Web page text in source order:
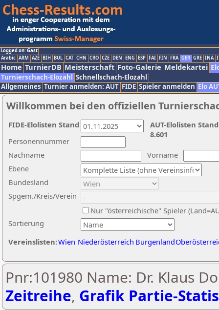
Logged on: Gast
Arabic ARM AZE BIH BUL CAT CHN CRO CZE DEN ENG ESP FAI FIN FRA GER GRE INA
Home TurnierDB Meisterschaft Foto-Galerie Meldekartei
Turnierschach-Elozahl Schnellschach-Elozahl
Allgemeines Turnier anmelden: AUT FIDE Spieler anmelden Elo
Willkommen bei den offiziellen
Nachname
Vorname
Ebene
Sortierung
Personennummer
Bundesland
Spgem./Kreis/Verein
Nur "österreichische" Spieler
Vereinslisten:Wien Niederösterreich Burgenland
AUT-Elolisten
8.601
FIDE-Elolisten Stand
Pnr:101980 Name: Dr. Klaus
Zeitreihe, Grafik Partie-